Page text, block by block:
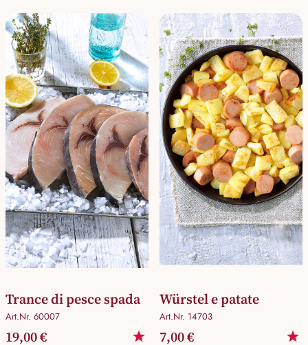
Trance di pesce spada
Art.Nr. 60007
19,00 €
Würstel e patate
Art.Nr. 14703
7,00 €